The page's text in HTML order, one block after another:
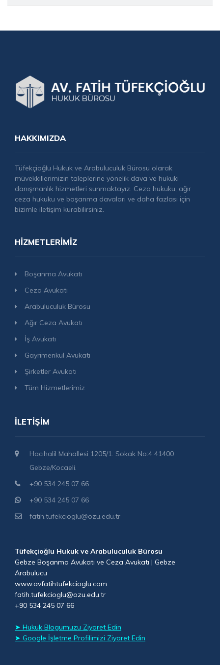
HAKKIMIZDA
Tüfekçioğlu Hukuk ve Arabuluculuk Bürosu olarak
müvekkillerimizin taleplerine yönelik dava ve hukuki
danışmanlık hizmetleri sunmaktayız. Ceza hukuku, ağır
ceza hukuku ve boşanma davaları ve daha fazlası için
bizimle iletişim kurabilirsiniz.
HIZMETLERIMIZ
Boşanma Avukatı
Ceza Avukatı
Arabuluculuk Bürosu
Ağır Ceza Avukatı
İş Avukatı
Gayrimenkul Avukatı
Şirketler Avukatı
Tüm Hizmetlerimiz
İLETIŞIM
Hacıhalil Mahallesi 1205/1. Sokak No:4 41400
Gebze/Kocaeli.
+90 534 245 07 66
+90 534 245 07 66
fatih.tufekcioglu@ozu.edu.tr
Tüfekçioğlu Hukuk ve Arabuluculuk Bürosu
Gebze Boşanma Avukatı ve Ceza Avukatı | Gebze
Arabulucu
www.avfatihtufekcioglu.com
fatih.tufekcioglu@ozu.edu.tr
+90 534 245 07 66
➤ Hukuk Blogumuzu Ziyaret Edin
➤ Google İşletme Profilimizi Ziyaret Edin